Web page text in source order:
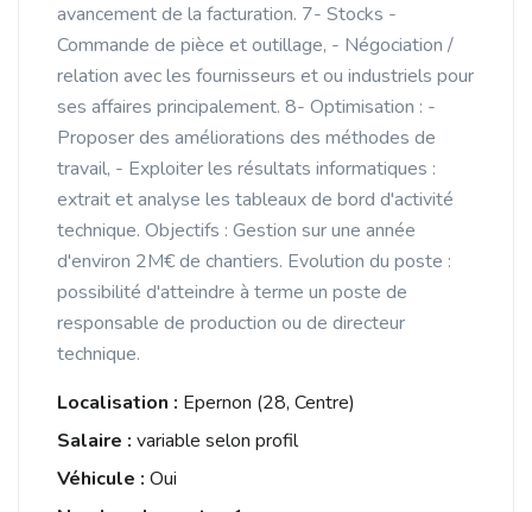
avancement de la facturation. 7- Stocks -
Commande de pièce et outillage, - Négociation /
relation avec les fournisseurs et ou industriels pour
ses affaires principalement. 8- Optimisation : -
Proposer des améliorations des méthodes de
travail, - Exploiter les résultats informatiques :
extrait et analyse les tableaux de bord d'activité
technique. Objectifs : Gestion sur une année
d'environ 2M€ de chantiers. Evolution du poste :
possibilité d'atteindre à terme un poste de
responsable de production ou de directeur
technique.
Localisation : Epernon (28, Centre)
Salaire : variable selon profil
Véhicule : Oui